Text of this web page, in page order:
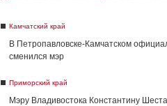
Камчатский край
В Петропавловске-Камчатском
сменился мэр
Приморский край
Мэру Владивостока Константину